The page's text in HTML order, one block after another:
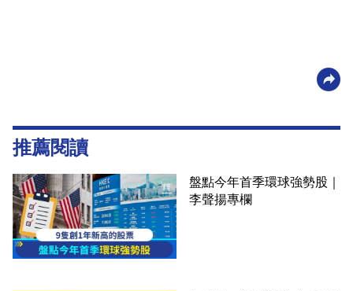
推薦閱讀
盤點今年首季環球強勢股｜
李聲揚專欄